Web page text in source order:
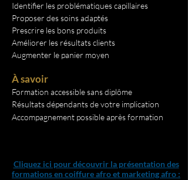
Identifier les problématiques capillaires
Proposer des soins adaptés
Prescrire les bons produits
Améliorer les résultats clients
Augmenter le panier moyen
À savoir
Formation accessible sans diplôme
Résultats dépendants de votre implication
Accompagnement possible après formation
Cliquez ici pour découvrir la présentation des
formations en coiffure afro et marketing afro :